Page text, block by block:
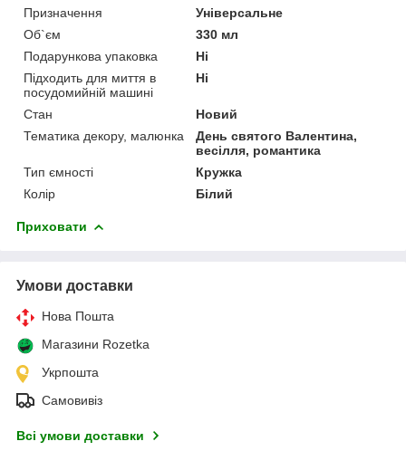
Призначення
Універсальне
Об`єм
330 мл
Подарункова упаковка
Ні
Підходить для миття в
посудомийній машині
Ні
Стан
Новий
Тематика декору, малюнка
День святого Валентина,
весілля, романтика
Тип ємності
Кружка
Колір
Білий
Приховати
Умови доставки
Нова Пошта
Магазини Rozetka
Укрпошта
Самовивіз
Всі умови доставки